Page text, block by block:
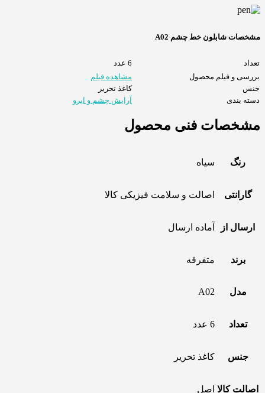
مشخصات شابلون خط چشم A02
تعداد
6 عدد
بررسی و فیلم محصول
مشاهده فیلم
جنس
کاغذ تحریر
دسته بندی
آرایش چشم و ابرو
مشخصات فنی محصول
رنگ سیاه
گارانتی اصالت و سلامت فیزیکی کالا
ارسال از آماده ارسال
برند متفرقه
مدل A02
تعداد 6 عدد
جنس کاغذ تحریر
اصالت کالا اصل